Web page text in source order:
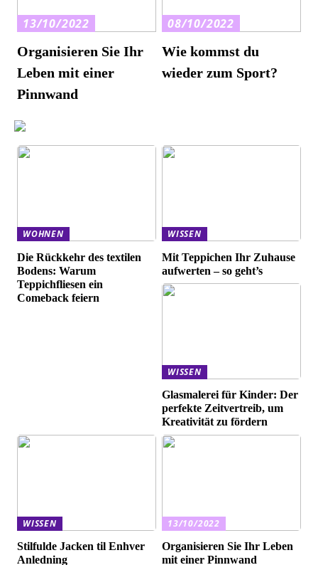
13/10/2022
Organisieren Sie Ihr
Leben mit einer
Pinnwand
08/10/2022
Wie kommst du
wieder zum Sport?
WOHNEN
Die Rückkehr des textilen
Bodens: Warum
Teppichfliesen ein
Comeback feiern
WISSEN
Mit Teppichen Ihr Zuhause
aufwerten – so geht’s
WISSEN
Glasmalerei für Kinder: Der
perfekte Zeitvertreib, um
Kreativität zu fördern
WISSEN
Stilfulde Jacken til Enhver
Anledning
13/10/2022
Organisieren Sie Ihr Leben
mit einer Pinnwand